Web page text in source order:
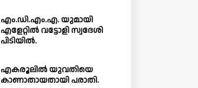
എം.ഡി.എം.എ. യുമായി
എളേറ്റിൽ വട്ടോളി സ്വദേശി
പിടിയിൽ.
എകരൂലിൽ യുവതിയെ
കാണാതായതായി പരാതി.